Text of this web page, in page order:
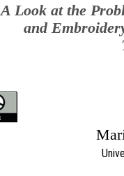
A Look at the
and